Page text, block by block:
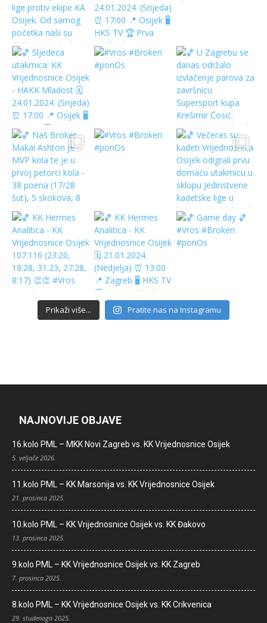
Prikaži više... Pratite nas na Instagramu
NAJNOVIJE OBJAVE
16.kolo PML – MKK Novi Zagreb vs. KK Vrijednosnice Osijek
5. veljače 2026.
11.kolo PML – KK Marsonija vs. KK Vrijednosnice Osijek
21. prosinca 2025.
10.kolo PML – KK Vrijednosnice Osijek vs. KK Đakovo
13. prosinca 2025.
9.kolo PML – KK Vrijednosnice Osijek vs. KK Zagreb
7. prosinca 2025.
8.kolo PML – KK Vrijednosnice Osijek vs. KK Crikvenica
29. studenoga 2025.